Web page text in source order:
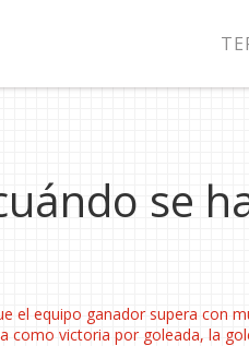
se
el equipo ganador supera con
como victoria por goleada, la